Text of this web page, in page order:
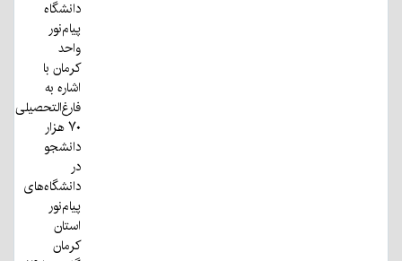
دانشگاه
پیام‌نور
واحد
کرمان با
اشاره به
فارغ‌التحصیلی
۷۰ هزار
دانشجو
در
دانشگاه‌های
پیام‌نور
استان
کرمان